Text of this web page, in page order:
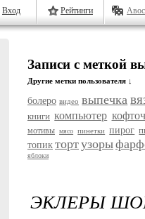
Вход Рейтинги
Записи с меткой
Другие метки пользователя ↓
болеро видео выпечка
книги компьютер
мотивы мясо пинетки пирог
топик тортузоры
яблоки
ЭКЛЕРЫ